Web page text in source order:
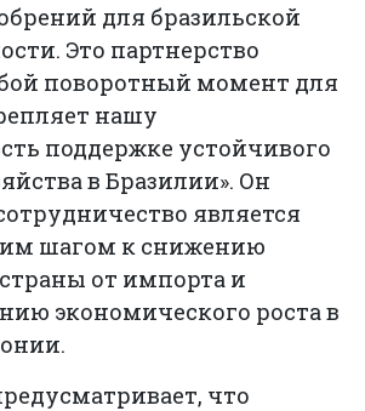
для бразильской
Это партнерство
поворотный момент для
нашу
поддержке устойчивого
в Бразилии». Он
является
шагом к снижению
от импорта и
экономического роста в
что